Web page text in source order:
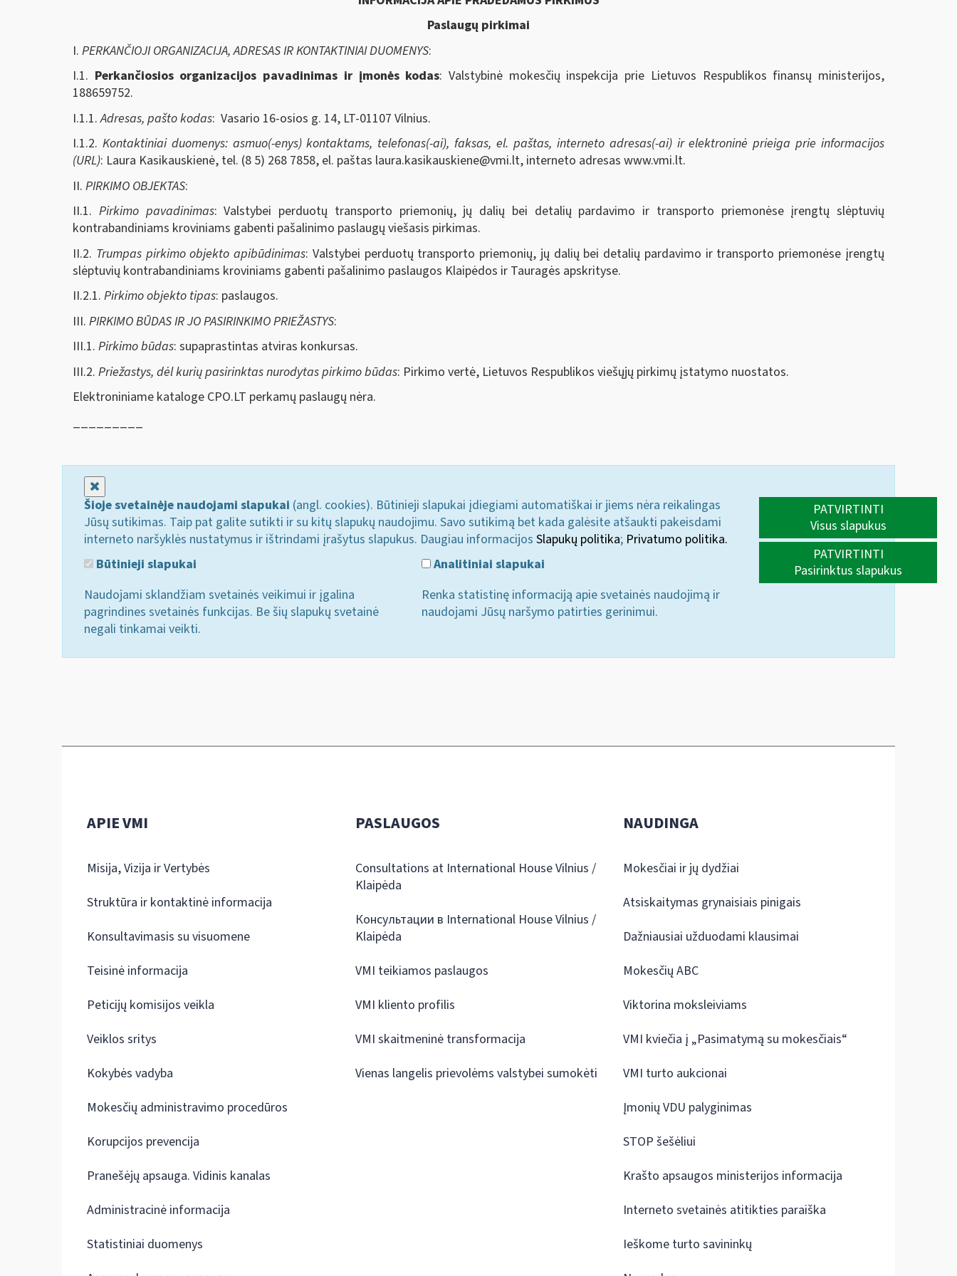
Paslaugų pirkimai
I. PERKANČIOJI ORGANIZACIJA, ADRESAS IR KONTAKTINIAI DUOMENYS:
I.1. Perkančiosios organizacijos pavadinimas ir įmonės kodas: Valstybinė mokesčių inspekcija prie Lietuvos Respublikos finansų ministerijos,
188659752.
I.1.1.Adresas, pašto kodas: Vasario 16-osios g. 14, LT-01107 Vilnius.
I.1.2. Kontaktiniai duomenys: asmuo(-enys) kontaktams, telefonas(-ai), faksas, el. paštas, interneto adresas(-ai) ir elektroninė prieiga prie informacijos
(URL): Laura Kasikauskienė, tel. (8 5) 268 7858, el. paštas laura.kasikauskiene@vmi.lt, interneto adresas www.vmi.lt.
II. PIRKIMO OBJEKTAS:
II.1. Pirkimo pavadinimas: Valstybei perduotų transporto priemonių, jų dalių bei detalių pardavimo ir transporto priemonėse įrengtų slėptuvių
kontrabandiniams kroviniams gabenti pašalinimo paslaugų viešasis pirkimas.
II.2. Trumpas pirkimo objekto apibūdinimas: Valstybei perduotų transporto priemonių, jų dalių bei detalių pardavimo ir transporto priemonėse įrengtų
slėptuvių kontrabandiniams kroviniams gabenti pašalinimo paslaugos Klaipėdos ir Tauragės apskrityse.
II.2.1. Pirkimo objekto tipas: paslaugos.
III. PIRKIMO BŪDAS IR JO PASIRINKIMO PRIEŽASTYS:
III.1. Pirkimo būdas: supaprastintas atviras konkursas.
III.2. Priežastys, dėl kurių pasirinktas nurodytas pirkimo būdas: Pirkimo vertė, Lietuvos Respublikos viešųjų pirkimų įstatymo nuostatos.
Elektroniniame kataloge CPO.LT perkamų paslaugų nėra.
Šioje svetainėje naudojami slapukai (angl. cookies). Būtinieji slapukai įdiegiami automatiškai ir jiems nėra reikalingas
Jūsų sutikimas. Taip pat galite sutikti ir su kitų slapukų naudojimu. Savo sutikimą bet kada galėsite atšaukti pakeisdami
interneto naršyklės nustatymus ir ištrindami įrašytus slapukus. Daugiau informacijos Slapukų politika; Privatumo politika.
Būtinieji slapukai
Naudojami sklandžiam svetainės veikimui ir įgalina
pagrindines svetainės funkcijas. Be šių slapukų svetainė
negali tinkamai veikti.
Analitiniai slapukai
Renka statistinę informaciją apie svetainės naudojimą ir
naudojami Jūsų naršymo patirties gerinimui.
PATVIRTINTI
Visus slapukus
PATVIRTINTI
Pasirinktus slapukus
APIE VMI
Misija, Vizija ir Vertybės
Struktūra ir kontaktinė informacija
Konsultavimasis su visuomene
Teisinė informacija
Peticijų komisijos veikla
Veiklos sritys
Kokybės vadyba
Mokesčių administravimo procedūros
Korupcijos prevencija
Pranešėjų apsauga. Vidinis kanalas
Administracinė informacija
Statistiniai duomenys
PASLAUGOS
Consultations at International House Vilnius /
Klaipėda
Консультации в International House Vilnius /
Klaipėda
VMI teikiamos paslaugos
VMI kliento profilis
VMI skaitmeninė transformacija
Vienas langelis prievolėms valstybei sumokėti
NAUDINGA
Mokesčiai ir jų dydžiai
Atsiskaitymas grynaisiais pinigais
Dažniausiai užduodami klausimai
Mokesčių ABC
Viktorina moksleiviams
VMI kviečia į „Pasimatymą su mokesčiais“
VMI turto aukcionai
Įmonių VDU palyginimas
STOP šešėliui
Krašto apsaugos ministerijos informacija
Interneto svetainės atitikties paraiška
Ieškome turto savininkų